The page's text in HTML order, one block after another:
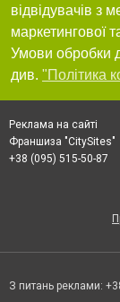
відвідувачів з
маркетингової
Умови обробки
див. "Політика
Реклама на сайті
Франшиза "CitySites"
+38 (095) 515-50-87
З питань реклами: